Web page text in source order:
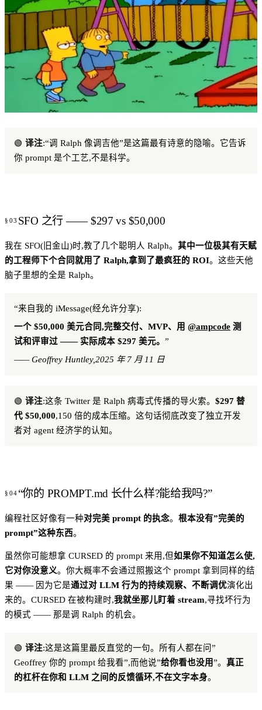
🟢 译注:“调 Ralph 像调吉他”是这篇最有诗意的隐喻。它告诉
你 prompt 是个工艺,不是科学。
SFO 之行 —— $297 vs $50,000
我在 SFO(旧金山)时,教了几个聪明人 Ralph。 其中一位极其有天赋
的工程师下个合同就用了 Ralph,拿到了最疯狂的 ROI。这些天他
脑子里想的全是 Ralph。
“来自我的 iMessage(经允许分享):
一个 $50,000 美元合同,完整交付、MVP、用 @ampcode 测
试和评审过 —— 实际成本 $297 美元。 ”
—— Geoffrey Huntley,2025 年 7 月 11 日
🟢 译注:这条 Twitter 是 Ralph 病毒式传播的导火索。 $297 替
代 $50,000,150 倍的成本压缩。这句话彻底改变了独立开发
者对 agent 经济学的认知。
“你的 PROMPT.md 长什么样?能给我吗?”
编程社区好像有一种对完美 prompt 的执念。 根本没有”完美的
prompt”这种东西。
虽然你可能想拿 CURSED 的 prompt 来用,但如果你不知道怎么使,
它对你没意义。你大概率不会通过照搬这个 prompt 拿到同样的结
果 —— 因为它是通过对 LLM 行为的持续观察、不断调优演化出
来的。CURSED 在被构建时,我就坐那儿盯着 stream,寻找坏行为
的模式 —— 那是调 Ralph 的机会。
🟢 译注:这是这篇里最反直觉的一句。所有人都在问”
Geoffrey 你的 prompt 给我看”,而他说”给你看也没用”。 真正
的杠杆在你和 LLM 之间的反馈循环,不在文字本身。